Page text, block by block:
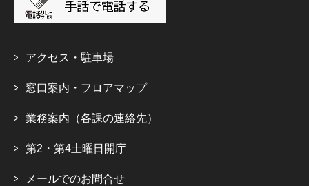
アクセス・駐車場
窓口案内・フロアマップ
業務案内（各課の連絡先）
第2・第4土曜日開庁
メールでのお問合せ